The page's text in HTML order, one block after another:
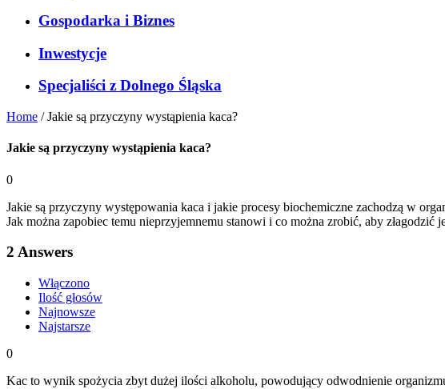
Gospodarka i Biznes
Inwestycje
Specjaliści z Dolnego Śląska
Home /Jakie są przyczyny wystąpienia kaca?
Jakie są przyczyny wystąpienia kaca?
0
Jakie są przyczyny występowania kaca i jakie procesy biochemiczne zachodzą w
Jak można zapobiec temu nieprzyjemnemu stanowi i co można zrobić, aby złagodzić
2 Answers
Włączono
Ilość głosów
Najnowsze
Najstarsze
0
Kac to wynik spożycia zbyt dużej ilości alkoholu, powodujący odwodnienie